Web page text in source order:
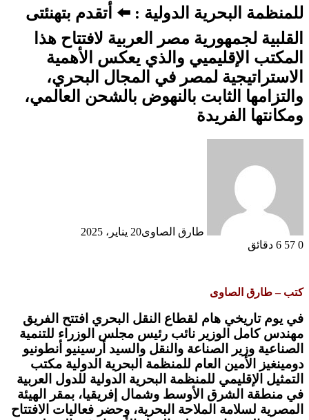
للمنظمة البحرية الدولية : ⬅️ أتقدم بتهنئتى
القلبية لجمهورية مصر العربية لافتتاح هذا
المكتب الإقليميي والذي يعكس الأهمية
الاستراتيجية لمصر في المجال البحري،
والتزامها الثابت بالنهوض بالشحن العالمي،
ومكانتها الفريدة
طارق الصاوى20 يناير، 2025
0
6 دقائق
كتب – طارق الصاوى
في يوم تاريخي هام لقطاع النقل البحري افتتح الفريق
مهندس كامل الوزير نائب رئيس مجلس الوزراء للتنمية
الصناعية وزير الصناعة والنقل والسيد أرسينيو أنطونيو
دومينغيز الأمين العام للمنظمة البحرية الدولية مكتب
التمثيل الإقليمي للمنظمة البحرية الدولية للدول العربية
في منطقة الشرق الأوسط وشمال إفريقيا، بمقر الهيئة
المصرية لسلامة الملاحة البحرية، وحضر فعاليات الافتتاح